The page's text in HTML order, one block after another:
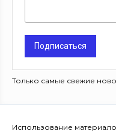
Подписаться
Только самые свежие
Использование